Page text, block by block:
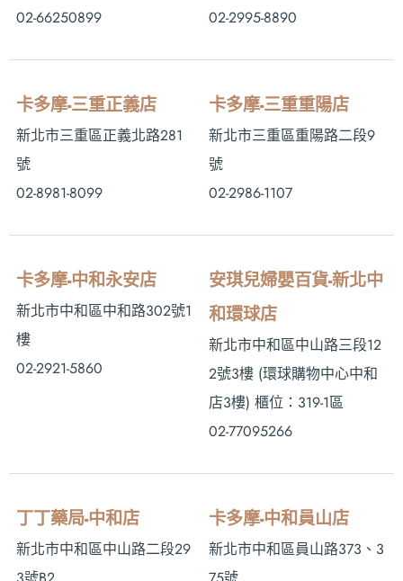
02-66250899
02-2995-8890
卡多摩-三重正義店
新北市三重區正義北路281
號
02-8981-8099
卡多摩-三重重陽店
新北市三重區重陽路二段9
號
02-2986-1107
卡多摩-中和永安店
新北市中和區中和路302號1
樓
02-2921-5860
安琪兒婦嬰百貨-新北中
和環球店
新北市中和區中山路三段12
2號3樓 (環球購物中心中和
店3樓) 櫃位：319-1區
02-77095266
丁丁藥局-中和店
新北市中和區中山路二段29
卡多摩-中和員山店
新北市中和區員山路373、3